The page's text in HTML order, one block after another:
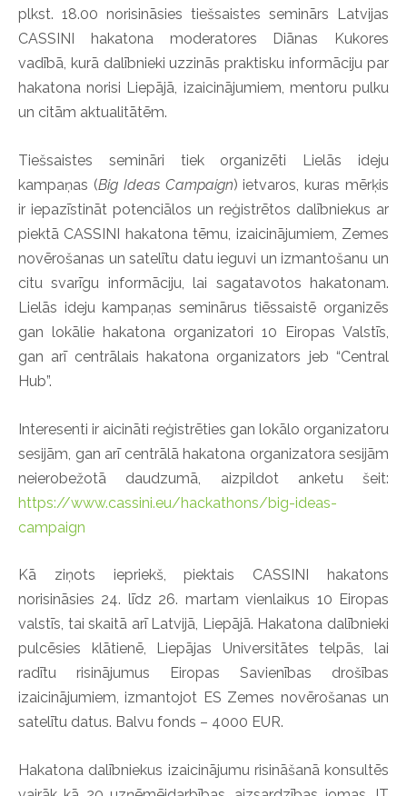
plkst. 18.00 norisināsies tiešsaistes seminārs Latvijas
CASSINI hakatona moderatores Diānas Kukores
vadībā, kurā dalībnieki uzzinās praktisku informāciju par
hakatona norisi Liepājā, izaicinājumiem, mentoru pulku
un citām aktualitātēm.
Tiešsaistes semināri tiek organizēti Lielās ideju
kampaņas (Big Ideas Campaign) ietvaros, kuras mērķis
ir iepazīstināt potenciālos un reģistrētos dalībniekus ar
piektā CASSINI hakatona tēmu, izaicinājumiem, Zemes
novērošanas un satelītu datu ieguvi un izmantošanu un
citu svarīgu informāciju, lai sagatavotos hakatonam.
Lielās ideju kampaņas seminārus tiēssaistē organizēs
gan lokālie hakatona organizatori 10 Eiropas Valstīs,
gan arī centrālais hakatona organizators jeb “Central
Hub”.
Interesenti ir aicināti reģistrēties gan lokālo organizatoru
sesijām, gan arī centrālā hakatona organizatora sesijām
neierobežotā daudzumā, aizpildot anketu šeit:
https://www.cassini.eu/hackathons/big-ideas-
campaign
Kā ziņots iepriekš, piektais CASSINI hakatons
norisināsies 24. līdz 26. martam vienlaikus 10 Eiropas
valstīs, tai skaitā arī Latvijā, Liepājā. Hakatona dalībnieki
pulcēsies klātienē, Liepājas Universitātes telpās, lai
radītu risinājumus Eiropas Savienības drošības
izaicinājumiem, izmantojot ES Zemes novērošanas un
satelītu datus. Balvu fonds – 4000 EUR.
Hakatona dalībniekus izaicinājumu risināšanā konsultēs